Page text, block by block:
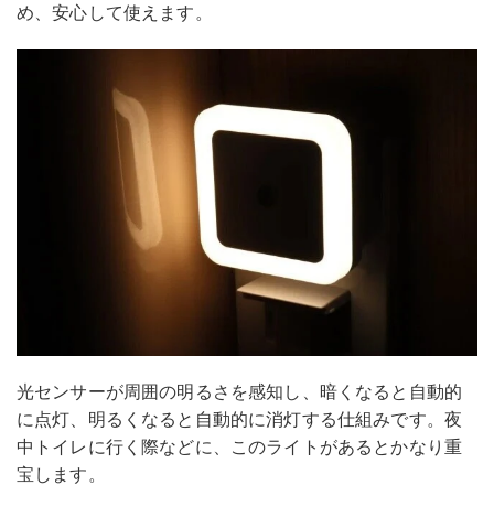
め、安心して使えます。
光センサーが周囲の明るさを感知し、暗くなると自動的
に点灯、明るくなると自動的に消灯する仕組みです。夜
中トイレに行く際などに、このライトがあるとかなり重
宝します。